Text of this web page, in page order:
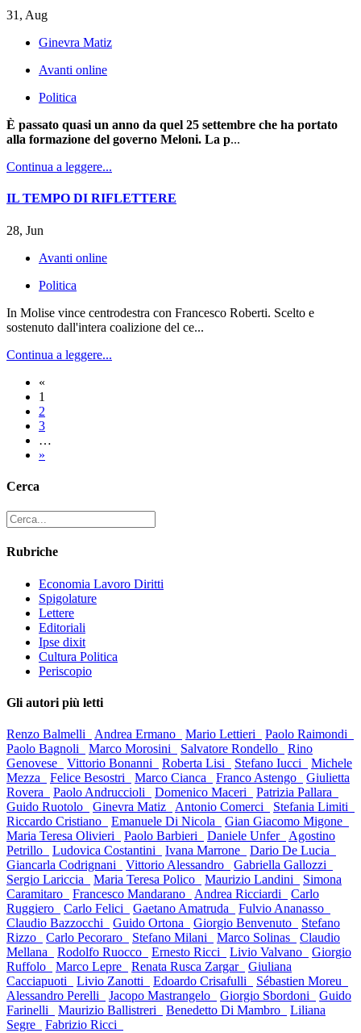
31, Aug
Ginevra Matiz
Avanti online
Politica
È passato quasi un anno da quel 25 settembre che ha portato
alla formazione del governo Meloni. La p...
Continua a leggere...
IL TEMPO DI RIFLETTERE
28, Jun
Avanti online
Politica
In Molise vince centrodestra con Francesco Roberti. Scelto e
sostenuto dall'intera coalizione del ce...
Continua a leggere...
«
1
2
3
…
»
Cerca
Rubriche
Economia Lavoro Diritti
Spigolature
Lettere
Editoriali
Ipse dixit
Cultura Politica
Periscopio
Gli autori più letti
Renzo Balmelli Andrea Ermano Mario Lettieri
Paolo Raimondi
Paolo Bagnoli
Marco Morosini Salvatore Rondello
Rino
Genovese
Vittorio Bonanni Roberta Lisi Stefano Iucci
Michele
Mezza
Felice Besostri Marco Cianca Franco Astengo
Giulietta
Rovera
Paolo Andruccioli Domenico Maceri
Patrizia Pallara
Guido Ruotolo
Ginevra Matiz Antonio Comerci
Stefania Limiti
Riccardo Cristiano
Emanuele Di Nicola
Gian Giacomo Migone
Maria Teresa Olivieri
Paolo Barbieri Daniele Unfer
Agostino
Petrillo
Ludovica Costantini Ivana Marrone
Dario De Lucia
Giancarla Codrignani
Vittorio Alessandro
Gabriella Gallozzi
Sergio Lariccia
Maria Teresa Polico Maurizio Landini
Simona
Caramitaro
Francesco Mandarano Andrea Ricciardi
Carlo
Ruggiero
Carlo Felici Gaetano Amatruda
Fulvio Ananasso
Claudio Bazzocchi
Guido Ortona Giorgio Benvenuto
Stefano
Rizzo
Carlo Pecoraro Stefano Milani Marco Solinas
Claudio
Mellana
Rodolfo Ruocco Ernesto Ricci Livio Valvano
Giorgio
Ruffolo
Marco Lepre Renata Rusca Zargar
Giuliana
Cacciapuoti
Livio Zanotti Edoardo Crisafulli
Sébastien Moreu
Alessandro Perelli
Jacopo Mastrangelo Giorgio Sbordoni
Guido
Farinelli
Maurizio Ballistreri Benedetto Di Mambro
Liliana
Segre
Fabrizio Ricci